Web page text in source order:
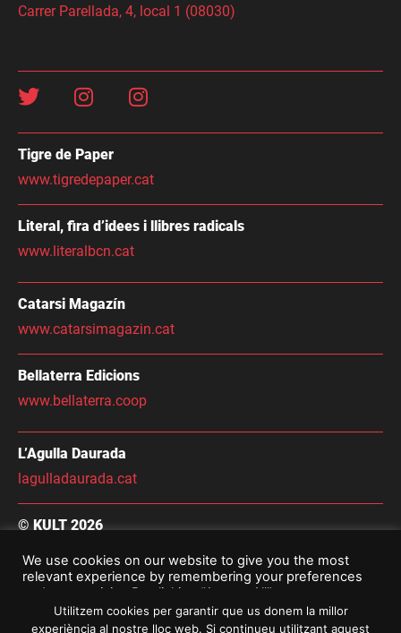
Carrer Parellada, 4, local 1 (08030)
Tigre de Paper
www.tigredepaper.cat
Literal, fira d’idees i llibres radicals
www.literalbcn.cat
Catarsi Magazín
www.catarsimagazin.cat
Bellaterra Edicions
www.bellaterra.coop
L’Agulla Daurada
lagulladaurada.cat
© KULT 2026
Condicions Generals de Contractació
Avís Legal i Política De Privacitat
We use cookies on our website to give you the most
relevant experience by remembering your preferences
and repeat visits. By clicking “Accept All”, you consent to
the use of ALL the cookies. However, you may visit
"Cookie Settings" to provide a controlled consent.
Utilitzem cookies per garantir que us donem la millor
experiència al nostre lloc web. Si continueu utilitzant aquest